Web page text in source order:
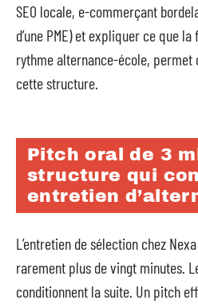
SEO locale, e-commerçant
d’une PME) et expliquer ce que
rythme alternance-école, permet
cette structure.
Pitch oral de 3
structure qui
entretien
L’entretien de sélection chez
rarement plus de vingt minutes.
conditionnent la suite. Un pitch